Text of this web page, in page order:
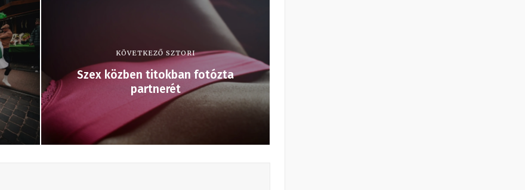
KÖVETKEZŐ SZTORI
Szex közben titokban fotózta
partnerét